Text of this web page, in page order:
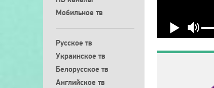
Мобильное тв
Русское тв
Украинское тв
Белорусское тв
Английское тв